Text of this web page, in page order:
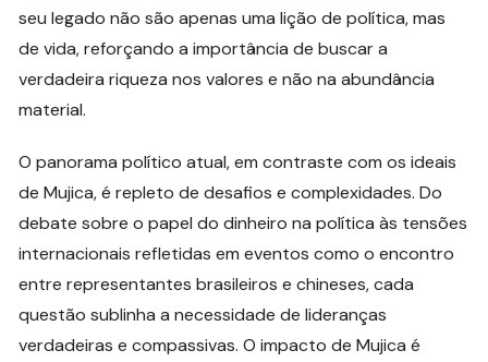
seu legado não são apenas uma lição de política, mas
de vida, reforçando a importância de buscar a
verdadeira riqueza nos valores e não na abundância
material.
O panorama político atual, em contraste com os ideais
de Mujica, é repleto de desafios e complexidades. Do
debate sobre o papel do dinheiro na política às tensões
internacionais refletidas em eventos como o encontro
entre representantes brasileiros e chineses, cada
questão sublinha a necessidade de lideranças
verdadeiras e compassivas. O impacto de Mujica é